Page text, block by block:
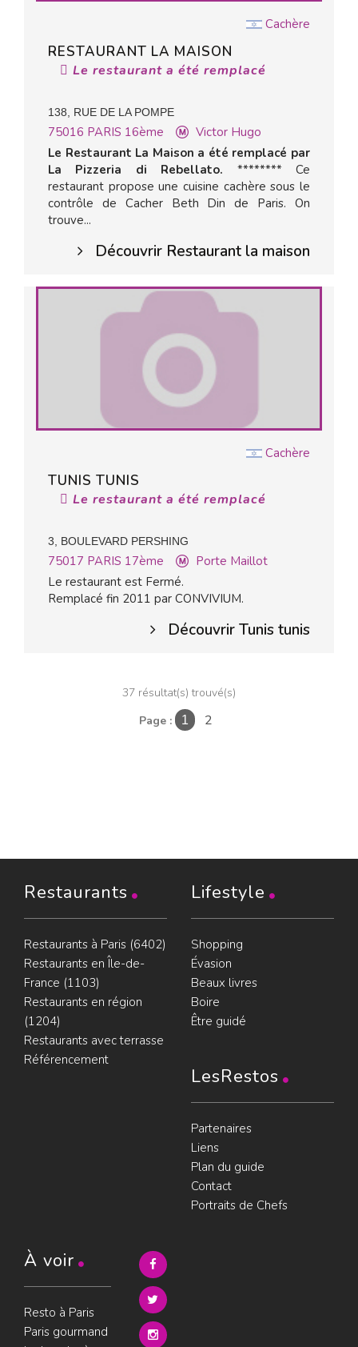
Cachère
RESTAURANT LA MAISON
Le restaurant a été remplacé
138, RUE DE LA POMPE
75016 PARIS 16ème
Victor Hugo
Le Restaurant La Maison a été remplacé par
La Pizzeria di Rebellato. ******** Ce
restaurant propose une cuisine cachère sous le
contrôle de Cacher Beth Din de Paris. On
trouve...
Découvrir Restaurant la maison
Cachère
TUNIS TUNIS
Le restaurant a été remplacé
3, BOULEVARD PERSHING
75017 PARIS 17ème
Porte Maillot
Le restaurant est Fermé.
Remplacé fin 2011 par CONVIVIUM.
Découvrir Tunis tunis
37 résultat(s) trouvé(s)
Page :
1 2
Restaurants
Restaurants à Paris (6402)
Restaurants en Île-de-
France (1103)
Restaurants en région
(1204)
Restaurants avec terrasse
Référencement
Lifestyle
Shopping
Évasion
Beaux livres
Boire
Être guidé
LesRestos
Partenaires
Liens
Plan du guide
Contact
Portraits de Chefs
À voir
Resto à Paris
Paris gourmand